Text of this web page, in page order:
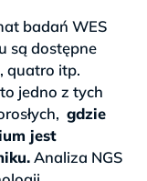
badań WES
są dostępne
quatro itp.
jedno z tych
gdzie
jest
Analiza NGS